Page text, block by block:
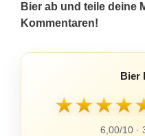
Bier ab und teile deine
Kommentaren!
Bier
★★★★
6,00/10 ·